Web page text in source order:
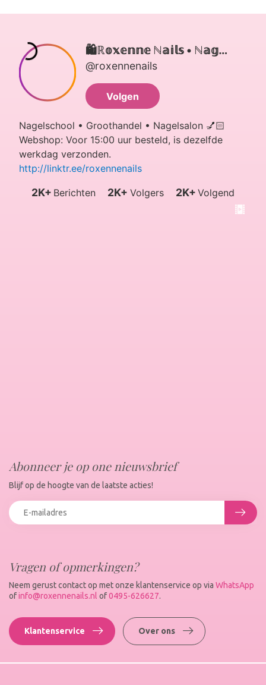
Vragen of opmerkingen?
Neem gerust contact op met onze klantenservice op via WhatsApp
ofinfo@roxennenails.nl of0495-626627.
Klantenservice Over ons
Abonneer je op one nieuwsbrief
Blijf op de hoogte van de laatste acties!